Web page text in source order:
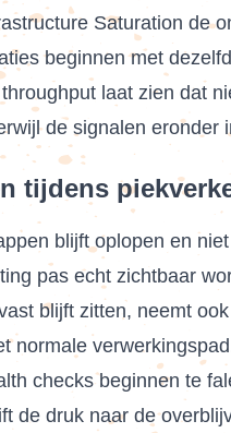
Saturation de
beginnen met
laat zien dat
de signalen eronder
tijdens
blijft oplopen en
pas echt zichtbaar
blijft zitten, neemt
normale
checks beginnen te
de druk naar de